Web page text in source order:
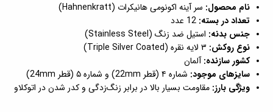
نام محصول: سر آینه اکونومی هانیکرات (Hahnenkratt)
تعداد در بسته: 12 عدد
جنس بدنه: استیل ضد زنگ (Stainless Steel)
نوع روکش:
کشور سازنده:آلمان
سایزهای موجود: شماره ۴ (قطر 22mm) و شماره ۵ (قطر 24mm)
ویژگی بارز: مقاومت بسیار بالا در برابر زنگ‌زدگی و کدر شدن در اتوکلاو